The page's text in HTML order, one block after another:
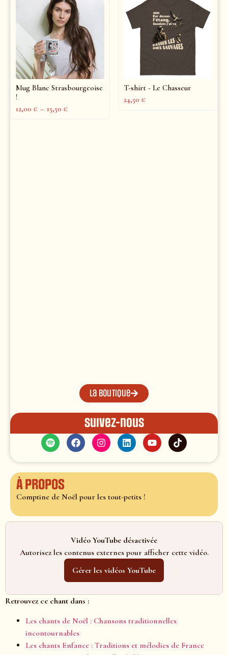
Mug Blanc Strasbourgeoise
!
12,00 € – 15,50 €
T-shirt - Le Chasseur
24,50 €
La boutique
Suivez-nous
À propos
Comptine de Noël pour les tout-petits !
Vidéo YouTube désactivée
Autorisez les contenus externes pour afficher cette vidéo.
Gérer les vidéos YouTube
Retrouvez ce chant dans :
Les chants de Noël : Chansons traditionnelles
incontournables
Les chants Enfance : Traditions et mélodies de France